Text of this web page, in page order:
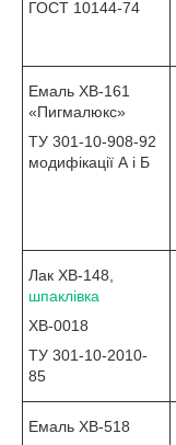
ГОСТ 10144-74
Емаль ХВ-161
«Пигмалюкс»
ТУ 301-10-908-92
модифікації А і Б
Лак ХВ-148,
шпаклівка
ХВ-0018
ТУ 301-10-2010-
85
Емаль ХВ-518